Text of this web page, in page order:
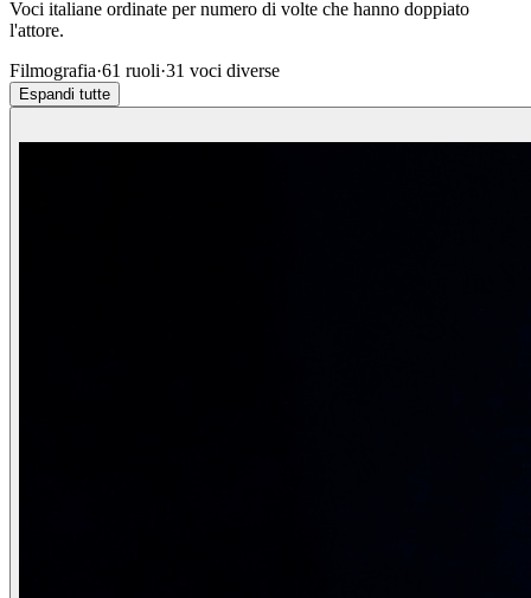
Voci italiane ordinate per numero di volte che hanno doppiato
l'attore.
Filmografia·61 ruoli·31 voci diverse
Espandi tutte